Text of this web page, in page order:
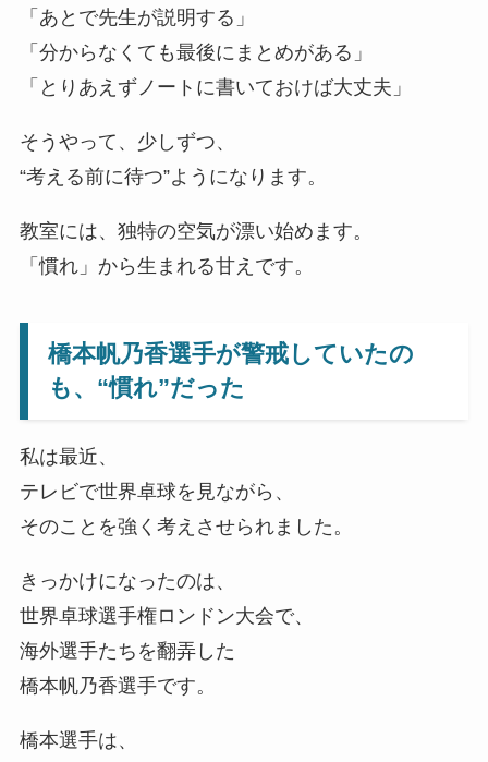
「あとで先生が説明する」
「分からなくても最後にまとめがある」
「とりあえずノートに書いておけば大丈夫」
そうやって、少しずつ、
“考える前に待つ”ようになります。
教室には、独特の空気が漂い始めます。
「慣れ」から生まれる甘えです。
橋本帆乃香選手が警戒していたの
も、“慣れ”だった
私は最近、
テレビで世界卓球を見ながら、
そのことを強く考えさせられました。
きっかけになったのは、
世界卓球選手権ロンドン大会で、
海外選手たちを翻弄した
橋本帆乃香選手です。
橋本選手は、